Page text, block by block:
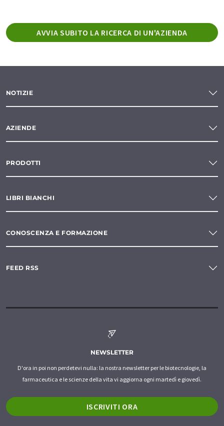
AVVIA SUBITO LA RICERCA DI UN'AZIENDA
NOTIZIE
AZIENDE
PRODOTTI
LIBRI BIANCHI
CONOSCENZA E FORMAZIONE
FEED RSS
NEWSLETTER
D'ora in poi non perdetevi nulla: la nostra newsletter per le biotecnologie, la
farmaceutica e le scienze della vita vi aggiorna ogni martedì e giovedì.
ISCRIVITI ORA